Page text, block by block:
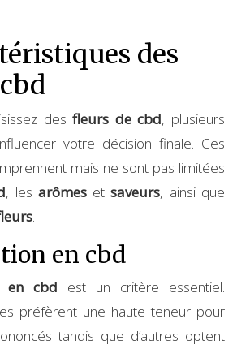
des
desfleurs de cbd, plusieurs
votre décision finale. Ces
mais ne sont pas limitées
, les arômesetsaveurs, ainsi que
.
en cbd
en cbd est un critère essentiel.
préfèrent une haute teneur pour
tandis que d’autres optent